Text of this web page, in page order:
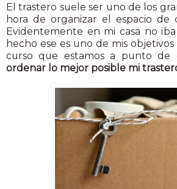
El trastero suele ser uno de los
hora de organizar el espacio de
Evidentemente en mi casa no
hecho ese es uno de mis
curso que estamos a punto de
ordenar lo mejor posible mi